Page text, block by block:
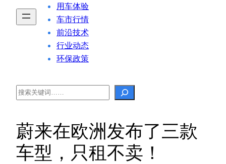
用车体验
车市行情
前沿技术
行业动态
环保政策
Search
蔚来在欧洲发布了三款
车型，只租不卖！